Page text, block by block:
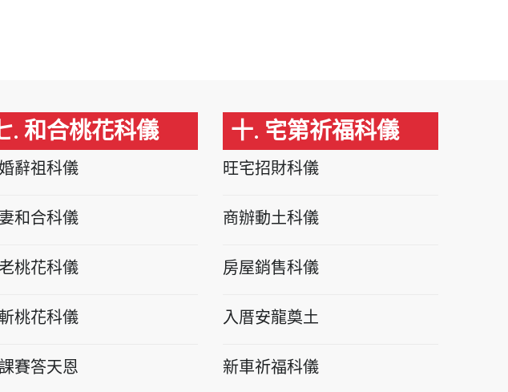
. 和合桃花科儀
辭祖科儀
和合科儀
桃花科儀
桃花科儀
賽答天恩
十. 宅第祈福科儀
旺宅招財科儀
商辦動土科儀
房屋銷售科儀
入厝安龍奠土
新車祈福科儀